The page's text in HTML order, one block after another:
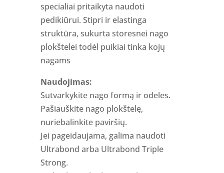
specialiai pritaikyta naudoti
pedikiūrui. Stipri ir elastinga
struktūra, sukurta storesnei nago
plokštelei todėl puikiai tinka kojų
nagams
Naudojimas:
Sutvarkykite nago formą ir odeles.
Pašiauškite nago plokštelę,
nuriebalinkite paviršių.
Jei pageidaujama, galima naudoti
Ultrabond arba Ultrabond Triple
Strong.